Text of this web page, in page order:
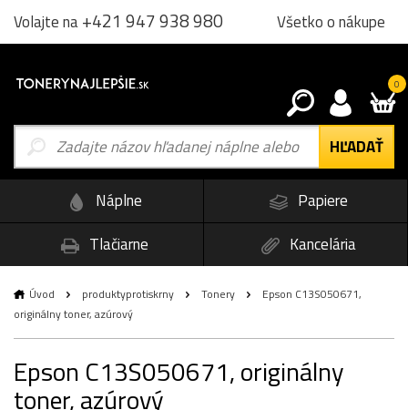
Volajte na+421 947 938 980 Všetko o nákupe
0
Náplne
Papiere
Tlačiarne
Kancelária
Úvod produktyprotiskrny Tonery
Epson C13S050671,
originálny toner, azúrový
Epson C13S050671, originálny
toner, azúrový